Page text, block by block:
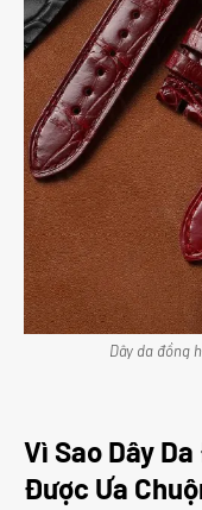
Dây da đồng
Vì Sao Dây
Được Ưa